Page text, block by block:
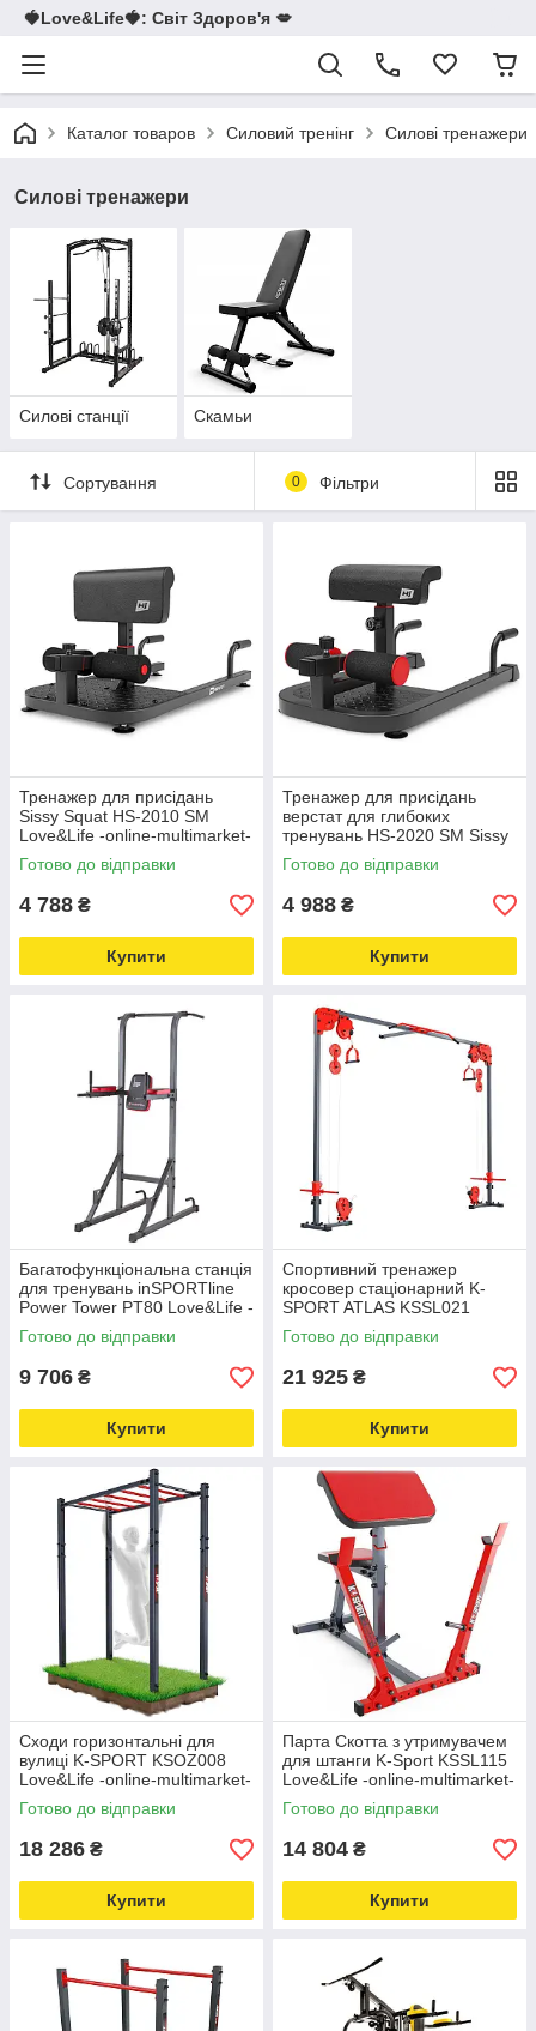
🍓Love&Life🍓: Світ Здоров'я 💋
Каталог товаров Силовий тренінг Силові тренажери
Силові тренажери
Силові станції Скамьи
Сортування 0 Фільтри
Тренажер для присідань
Sissy Squat HS-2010 SM
Love&Life -online-multimarket-
Готово до відправки
4 788 ₴
Купити
Тренажер для присідань
верстат для глибоких
тренувань HS-2020 SM Sissy
Squat Love&Life -online-
multimarket-
Готово до відправки
4 988 ₴
Купити
Багатофункціональна станція
для тренувань inSPORTline
Power Tower PT80 Love&Life -
online-multimarket-
Готово до відправки
9 706 ₴
Купити
Спортивний тренажер
кросовер стаціонарний K-
SPORT ATLAS KSSL021
Love&Life -online-multimarket-
Готово до відправки
21 925 ₴
Купити
Сходи горизонтальні для
вулиці K-SPORT KSOZ008
Love&Life -online-multimarket-
Готово до відправки
18 286 ₴
Купити
Парта Скотта з утримувачем
для штанги K-Sport KSSL115
Love&Life -online-multimarket-
Готово до відправки
14 804 ₴
Купити